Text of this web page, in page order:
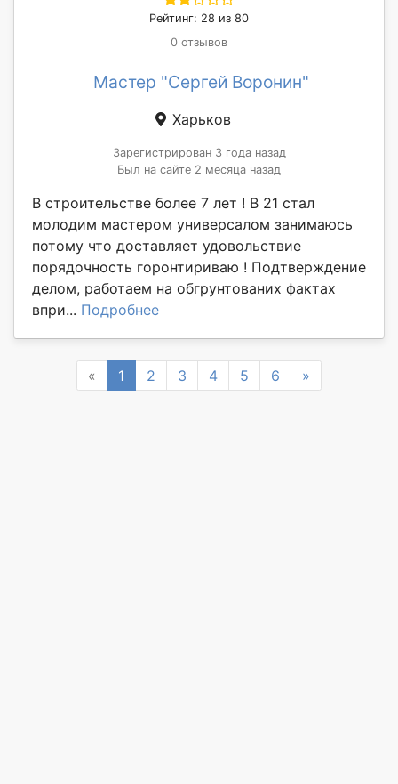
Рейтинг: 28 из 80
0 отзывов
Мастер "Сергей Воронин"
Харьков
Зарегистрирован 3 года назад
Был на сайте 2 месяца назад
В строительстве более 7 лет ! В 21 стал
молодим мастером универсалом занимаюсь
потому что доставляет удовольствие
порядочность горонтириваю ! Подтверждение
делом, работаем на обгрунтованих фактах
впри... Подробнее
« Previous
1 2 3 4 5 6 »